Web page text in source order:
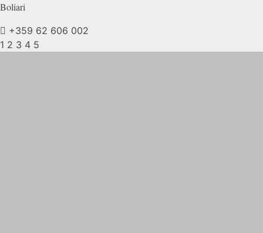
Boliari
+359 62 606 002
1 2 3 4 5